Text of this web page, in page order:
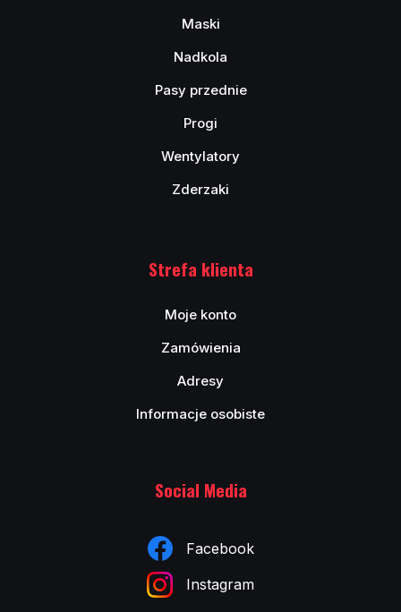
Maski
Nadkola
Pasy przednie
Progi
Wentylatory
Zderzaki
Strefa klienta
Moje konto
Zamówienia
Adresy
Informacje osobiste
Social Media
Facebook
Instagram